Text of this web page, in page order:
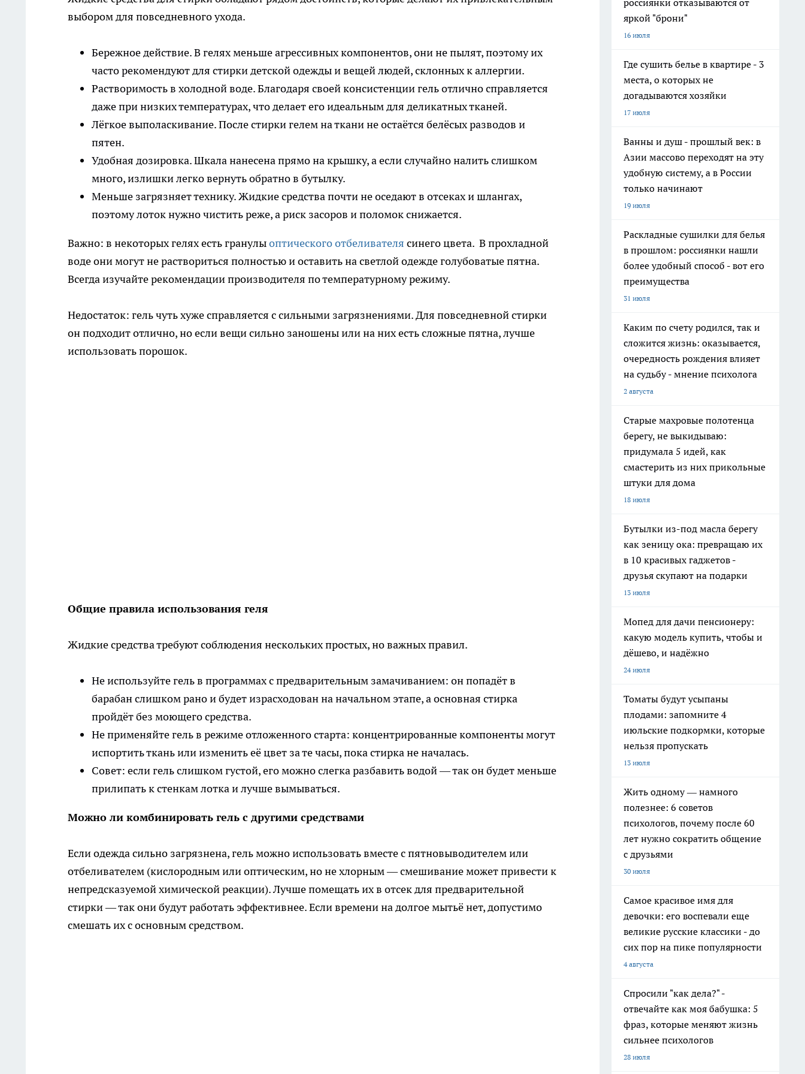
выбором для повседневного ухода.
Бережное действие. В гелях меньше агрессивных компонентов, они не пылят, поэтому их
часто рекомендуют для стирки детской одежды и вещей людей, склонных к аллергии.
Растворимость в холодной воде. Благодаря своей консистенции гель отлично справляется
даже при низких температурах, что делает его идеальным для деликатных тканей.
Лёгкое выполаскивание. После стирки гелем на ткани не остаётся белёсых разводов и
пятен.
Удобная дозировка. Шкала нанесена прямо на крышку, а если случайно налить слишком
много, излишки легко вернуть обратно в бутылку.
Меньше загрязняет технику. Жидкие средства почти не оседают в отсеках и шлангах,
поэтому лоток нужно чистить реже, а риск засоров и поломок снижается.
Важно: в некоторых гелях есть гранулыоптического отбеливателя синего цвета. В прохладной
воде они могут не раствориться полностью и оставить на светлой одежде голубоватые пятна.
Всегда изучайте рекомендации производителя по температурному режиму.
Недостаток: гель чуть хуже справляется с сильными загрязнениями. Для повседневной стирки
он подходит отлично, но если вещи сильно заношены или на них есть сложные пятна, лучше
использовать порошок.
Общие правила использования геля
Жидкие средства требуют соблюдения нескольких простых, но важных правил.
Не используйте гель в программах с предварительным замачиванием: он попадёт в
барабан слишком рано и будет израсходован на начальном этапе, а основная стирка
пройдёт без моющего средства.
Не применяйте гель в режиме отложенного старта: концентрированные компоненты могут
испортить ткань или изменить её цвет за те часы, пока стирка не началась.
Совет: если гель слишком густой, его можно слегка разбавить водой — так он будет меньше
прилипать к стенкам лотка и лучше вымываться.
Можно ли комбинировать гель с другими средствами
Если одежда сильно загрязнена, гель можно использовать вместе с пятновыводителем или
отбеливателем (кислородным или оптическим, но не хлорным — смешивание может привести к
непредсказуемой химической реакции). Лучше помещать их в отсек для предварительной
стирки — так они будут работать эффективнее. Если времени на долгое мытьё нет, допустимо
смешать их с основным средством.
россиянки отказываются от
яркой "брони"
16 июля
Где сушить белье в квартире - 3
места, о которых не
догадываются хозяйки
17 июля
Ванны и душ - прошлый век: в
Азии массово переходят на эту
удобную систему, а в России
только начинают
19 июля
Раскладные сушилки для белья
в прошлом: россиянки нашли
более удобный способ - вот его
преимущества
31 июля
Каким по счету родился, так и
сложится жизнь: оказывается,
очередность рождения влияет
на судьбу - мнение психолога
2 августа
Старые махровые полотенца
берегу, не выкидываю:
придумала 5 идей, как
смастерить из них прикольные
штуки для дома
18 июля
Бутылки из-под масла берегу
как зеницу ока: превращаю их
в 10 красивых гаджетов -
друзья скупают на подарки
13 июля
Мопед для дачи пенсионеру:
какую модель купить, чтобы и
дёшево, и надёжно
24 июля
Томаты будут усыпаны
плодами: запомните 4
июльские подкормки, которые
нельзя пропускать
13 июля
Жить одному — намного
полезнее: 6 советов
психологов, почему после 60
лет нужно сократить общение
с друзьями
30 июля
Самое красивое имя для
девочки: его воспевали еще
великие русские классики - до
сих пор на пике популярности
4 августа
Спросили "как дела?" -
отвечайте как моя бабушка: 5
фраз, которые меняют жизнь
сильнее психологов
28 июля